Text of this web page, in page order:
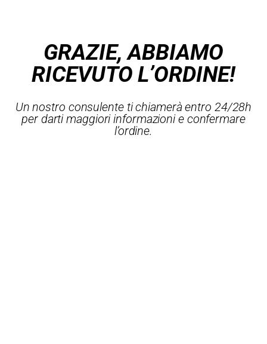
GRAZIE, ABBIAMO
RICEVUTO L’ORDINE!
Un nostro consulente ti chiamerà entro 24/28h
per darti maggiori informazioni e confermare
l’ordine.